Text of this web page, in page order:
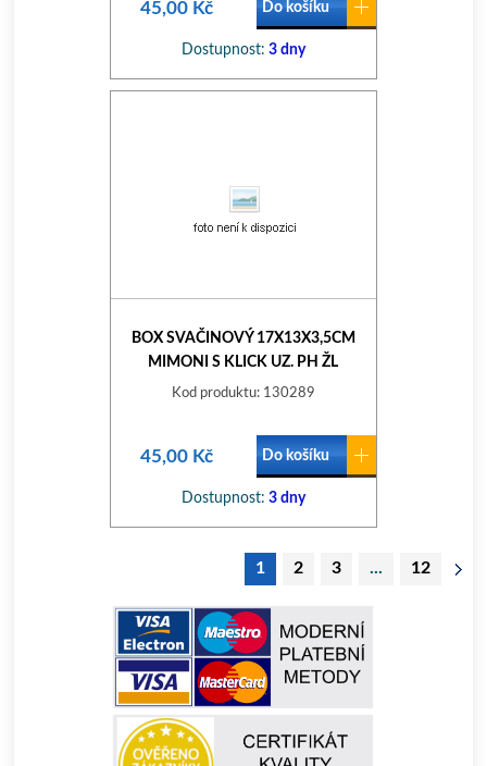
45,00 Kč Do košíku
Dostupnost: 3 dny
BOX SVAČINOVÝ 17X13X3,5CM
MIMONI S KLICK UZ. PH ŽL
Kod produktu: 130289
45,00 Kč Do košíku
Dostupnost: 3 dny
1 2 3 ... 12